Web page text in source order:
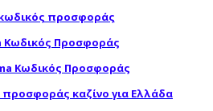
προσφοράς
Κωδικός Προσφοράς
Κωδικός Προσφοράς
προσφοράς καζίνο για Ελλάδα